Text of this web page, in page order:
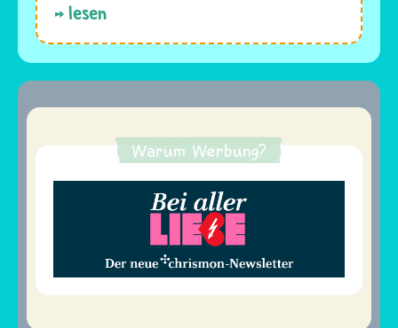
lesen
Warum Werbung?